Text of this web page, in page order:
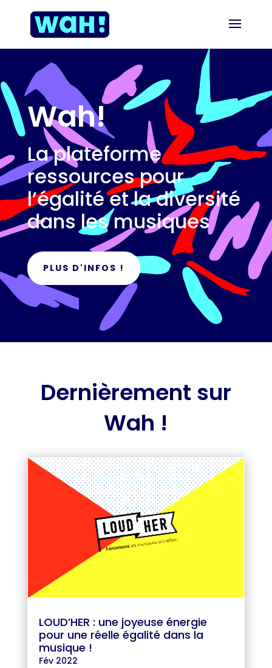
Wah!
La plateforme
ressources pour
l’égalité et la diversité
dans les musiques
PLUS D'INFOS !
Dernièrement sur
Wah !
LOUD’HER : une joyeuse énergie
pour une réelle égalité dans la
musique !
Fév 2022